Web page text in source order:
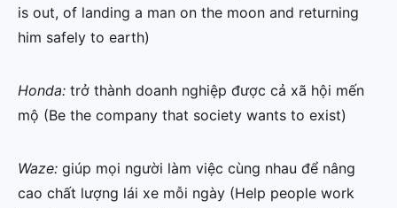
is out, of landing a man on the moon and returning
him safely to earth)
Honda: trở thành doanh nghiệp được cả xã hội mến
mộ (Be the company that society wants to exist)
Waze: giúp mọi người làm việc cùng nhau để nâng
cao chất lượng lái xe mỗi ngày (Help people work